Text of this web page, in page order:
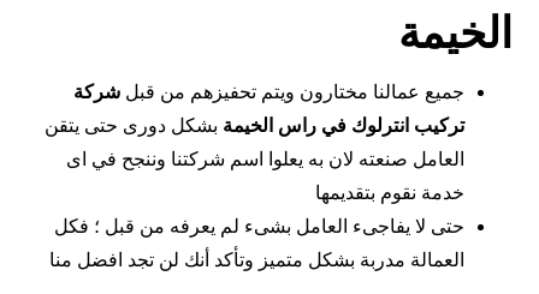
الخيمة
جميع عمالنا مختارون ويتم تحفيزهم من قبلشركة
تركيب انترلوك في راس الخيمة بشكل دورى حتى يتقن
العامل صنعته لان به يعلوا اسم شركتنا وننجح في اى
خدمة نقوم بتقديمها
حتى لا يفاجىء العامل بشىء لم يعرفه من قبل ؛ فكل
العمالة مدربة بشكل متميز وتأكد أنك لن تجد افضل منا